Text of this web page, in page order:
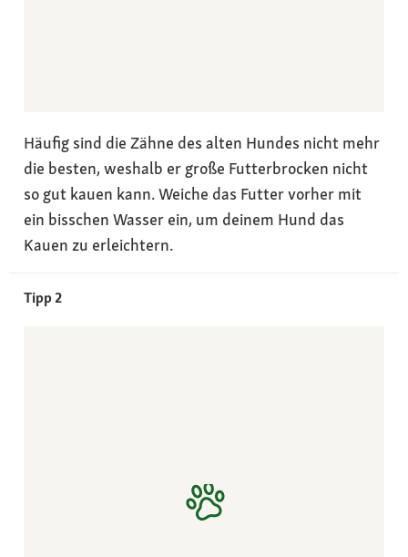
Häufig sind die Zähne des alten Hundes nicht mehr
die besten, weshalb er große Futterbrocken nicht
so gut kauen kann. Weiche das Futter vorher mit
ein bisschen Wasser ein, um deinem Hund das
Kauen zu erleichtern.
Tipp 2